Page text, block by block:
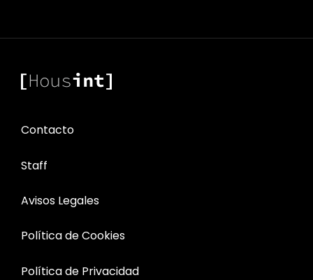
Contacto
Staff
Avisos Legales
Política de Cookies
Política de Privacidad